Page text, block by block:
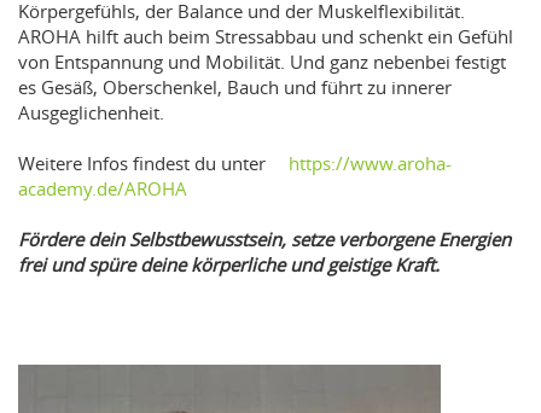
Körpergefühls, der Balance und der Muskelflexibilität.
AROHA hilft auch beim Stressabbau und schenkt ein Gefühl
von Entspannung und Mobilität. Und ganz nebenbei festigt
es Gesäß, Oberschenkel, Bauch und führt zu innerer
Ausgeglichenheit.
Weitere Infos findest du unter
https://www.aroha-
academy.de/AROHA
Fördere dein Selbstbewusstsein, setze verborgene Energien
frei und spüre deine körperliche und geistige Kraft.